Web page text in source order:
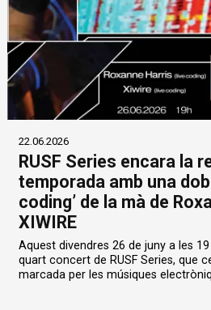
22.06.2026
RUSF Series encara la
temporada amb una
coding’ de la mà de
XIWIRE
Aquest divendres 26 de juny a les
quart concert de RUSF Series, que
marcada per les músiques